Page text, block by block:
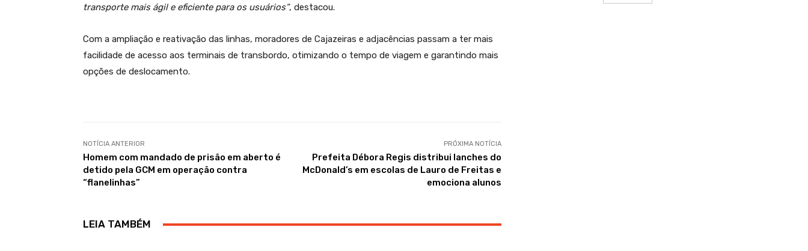
transporte mais ágil e eficiente para os usuários”, destacou.
Com a ampliação e reativação das linhas, moradores de Cajazeiras e adjacências passam a ter mais
facilidade de acesso aos terminais de transbordo, otimizando o tempo de viagem e garantindo mais
opções de deslocamento.
NOTÍCIA ANTERIOR
Homem com mandado de prisão em aberto é
detido pela GCM em operação contra
“flanelinhas”
PRÓXIMA NOTÍCIA
Prefeita Débora Regis distribui lanches do
McDonald’s em escolas de Lauro de Freitas e
emociona alunos
LEIA TAMBÉM